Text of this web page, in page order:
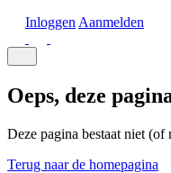
Inloggen Aanmelden
Oeps, deze
Deze pagina bestaat niet (of
Terug naar de homepagina